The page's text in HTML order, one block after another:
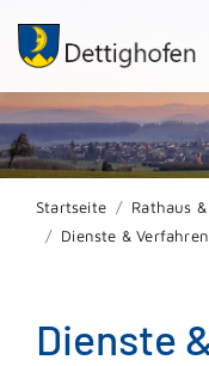
Startseite Rathaus
Dienste & Verfahren
Dienste